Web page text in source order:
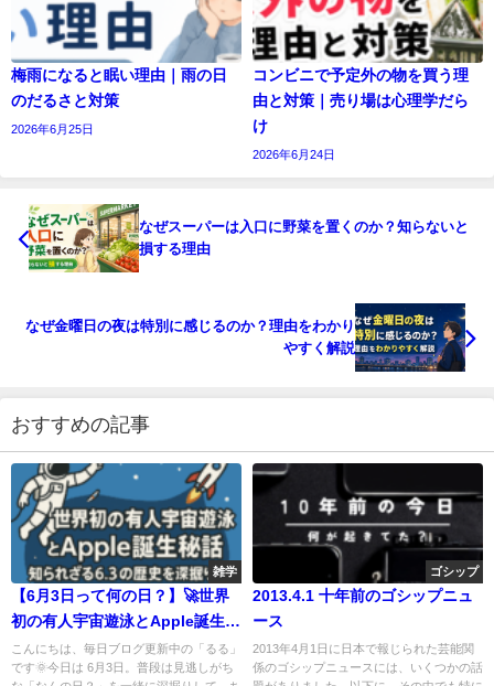
梅雨になると眠い理由｜雨の日
のだるさと対策
2026年6月25日
コンビニで予定外の物を買う理
由と対策｜売り場は心理学だら
け
2026年6月24日
なぜスーパーは入口に野菜を置くのか？知らないと
損する理由
なぜ金曜日の夜は特別に感じるのか？理由をわかり
やすく解説
おすすめの記事
雑学
【6月3日って何の日？】🚀世界
初の有人宇宙遊泳とApple誕生秘
話📱知られざる6.3の歴史を深掘
り！
こんにちは、毎日ブログ更新中の「るる」
です🌞今日は 6月3日。普段は見逃しがち
ゴシップ
2013.4.1 十年前のゴシップニュ
ース
2013年4月1日に日本で報じられた芸能関
係のゴシップニュースには、いくつかの話